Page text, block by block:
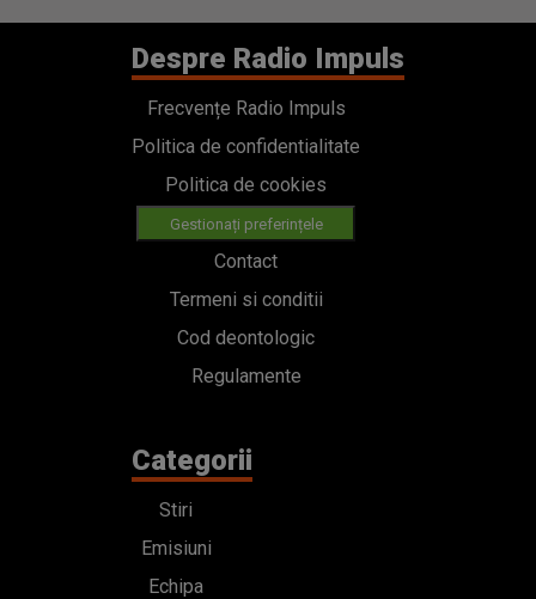
Despre Radio Impuls
Frecvențe Radio Impuls
Politica de confidentialitate
Politica de cookies
Gestionați preferințele
Contact
Termeni si conditii
Cod deontologic
Regulamente
Categorii
Stiri
Emisiuni
Echipa